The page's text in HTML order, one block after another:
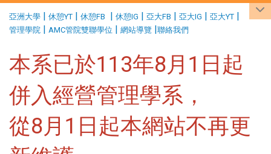
亞洲大學 | 休憩YT | 休憩FB | 休憩IG | 亞大FB | 亞大IG | 亞大YT |
管理學院 | AMC管院雙聯學位 | 網站導覽 |聯絡我們
本系已於113年8月1日起
併入經營管理學系，
從8月1日起本網站不再更